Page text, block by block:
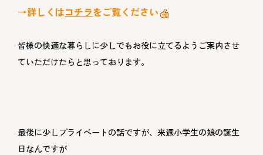
→詳しくはコチラをご覧ください
皆様の快適な暮らしに少しでもお役に立てるようご案内させ
ていただけたらと思っております。
最後に少しプライベートの話ですが、来週小学生の娘の誕生
日なんですが